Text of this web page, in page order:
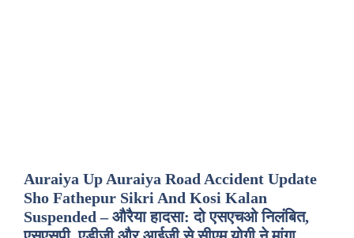
Auraiya Up Auraiya Road Accident Update
Sho Fathepur Sikri And Kosi Kalan
Suspended – औरैया हादसा: दो एसएचओ निलंबित,